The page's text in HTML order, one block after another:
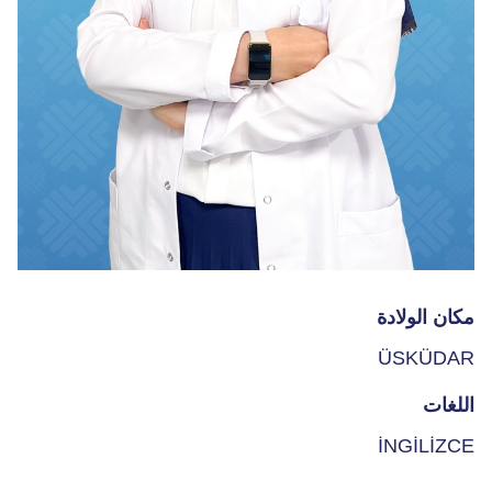
مكان الولادة
ÜSKÜDAR
اللغات
İNGİLİZCE